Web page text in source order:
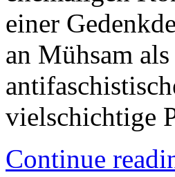
einer
an Mühsam
vielschichtige
Continue